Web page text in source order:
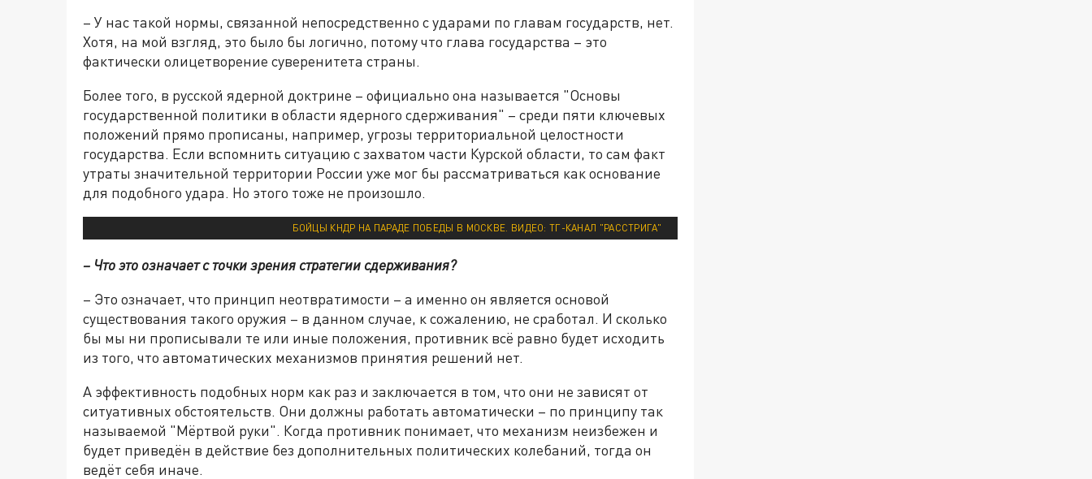
– У нас такой нормы, связанной непосредственно с ударами по главам государств, нет.
Хотя, на мой взгляд, это было бы логично, потому что глава государства – это
фактически олицетворение суверенитета страны.
Более того, в русской ядерной доктрине – официально она называется "Основы
государственной политики в области ядерного сдерживания" – среди пяти ключевых
положений прямо прописаны, например, угрозы территориальной целостности
государства. Если вспомнить ситуацию с захватом части Курской области, то сам факт
утраты значительной территории России уже мог бы рассматриваться как основание
для подобного удара. Но этого тоже не произошло.
БОЙЦЫ КНДР НА ПАРАДЕ ПОБЕДЫ В МОСКВЕ. ВИДЕО: ТГ-КАНАЛ "РАССТРИГА"
– Что это означает с точки зрения стратегии сдерживания?
– Это означает, что принцип неотвратимости – а именно он является основой
существования такого оружия – в данном случае, к сожалению, не сработал. И сколько
бы мы ни прописывали те или иные положения, противник всё равно будет исходить
из того, что автоматических механизмов принятия решений нет.
А эффективность подобных норм как раз и заключается в том, что они не зависят от
ситуативных обстоятельств. Они должны работать автоматически – по принципу так
называемой "Мёртвой руки". Когда противник понимает, что механизм неизбежен и
будет приведён в действие без дополнительных политических колебаний, тогда он
ведёт себя иначе.